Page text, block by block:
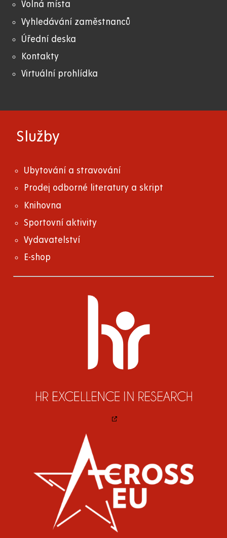
Volná místa
Vyhledávání zaměstnanců
Úřední deska
Kontakty
Virtuální prohlídka
Služby
Ubytování a stravování
Prodej odborné literatury a skript
Knihovna
Sportovní aktivity
Vydavatelství
E-shop